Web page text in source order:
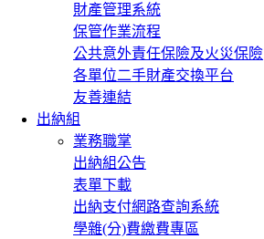
財產管理系統
保管作業流程
公共意外責任保險及火災保險
各單位二手財產交換平台
友善連結
出納組
業務職掌
出納組公告
表單下載
出納支付網路查詢系統
學雜(分)費繳費專區